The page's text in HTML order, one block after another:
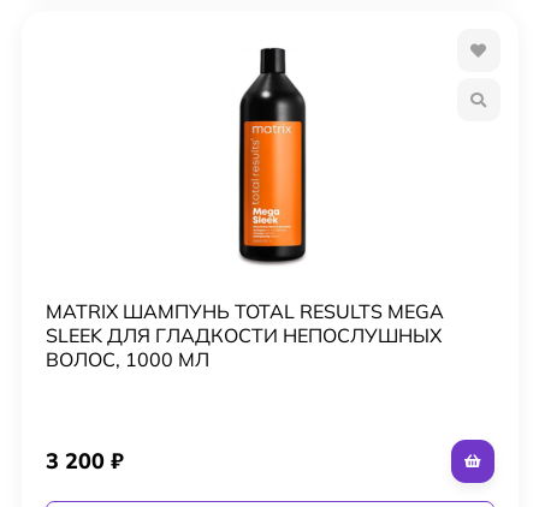
MATRIX ШАМПУНЬ TOTAL RESULTS MEGA
SLEEK ДЛЯ ГЛАДКОСТИ НЕПОСЛУШНЫХ
ВОЛОС, 1000 МЛ
3 200 ₽